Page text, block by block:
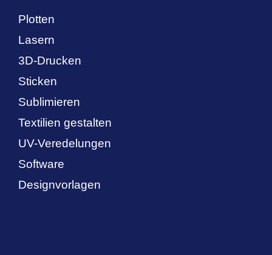
Plotten
Lasern
3D-Drucken
Sticken
Sublimieren
Textilien gestalten
UV-Veredelungen
Software
Designvorlagen